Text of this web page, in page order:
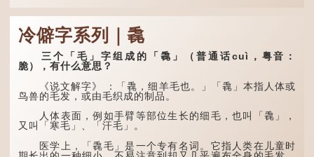
冷僻字系列｜毳
三个「毛」字组成的「毳」（普通话cuì，粤音：
脆），有什么意思？
《说文解字》 ：「毳，细羊毛也。」「毳」本指人体或
鸟兽的毛发，或由毛织成的制品。
人体表面，例如手臂等部位生长的细毛，也叫「毳」，
又叫「寒毛」、「汗毛」。
医学上，「毳毛」是一个专有名词。它指人类在儿童时